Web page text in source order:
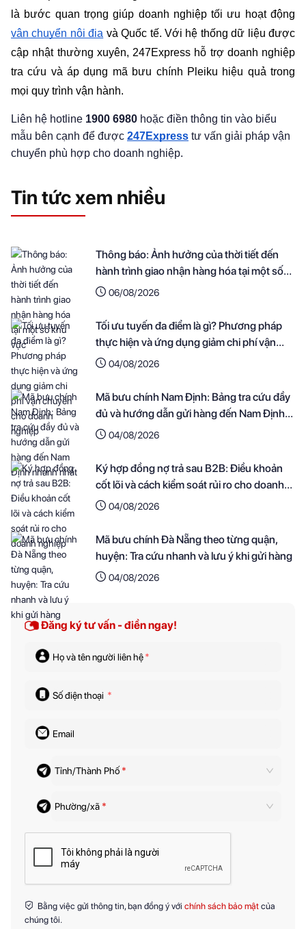
vận chuyển nội địa và Quốc tế. Với hệ thống dữ liệu được
cập nhật thường xuyên, 247Express hỗ trợ doanh nghiệp
tra cứu và áp dụng mã bưu chính Pleiku hiệu quả trong
mọi quy trình vận hành.
Liên hệ hotline 1900 6980 hoặc điền thông tin vào biểu
mẫu bên cạnh để được 247Express tư vấn giải pháp vận
chuyển phù hợp cho doanh nghiệp.
Tin tức xem nhiều
Thông báo: Ảnh hưởng của thời tiết đến
hành trình giao nhận hàng hóa tại một số
khu vực
06/08/2026
Tối ưu tuyến đa điểm là gì? Phương pháp
thực hiện và ứng dụng giảm chi phí vận
chuyển cho doanh nghiệp
04/08/2026
Mã bưu chính Nam Định: Bảng tra cứu đầy
đủ và hướng dẫn gửi hàng đến Nam Định
nhanh nhất
04/08/2026
Ký hợp đồng nợ trả sau B2B: Điều khoản
cốt lõi và cách kiểm soát rủi ro cho doanh
nghiệp
04/08/2026
Mã bưu chính Đà Nẵng theo từng quận,
huyện: Tra cứu nhanh và lưu ý khi gửi hàng
04/08/2026
Đăng ký tư vấn - điền ngay!
Họ và tên người liên hệ*
Số điện thoại *
Email
Tỉnh/Thành Phố *
Phường/xã *
Bằng việc gửi thông tin, bạn đồng ý với chính sách bảo mật của
chúng tôi.